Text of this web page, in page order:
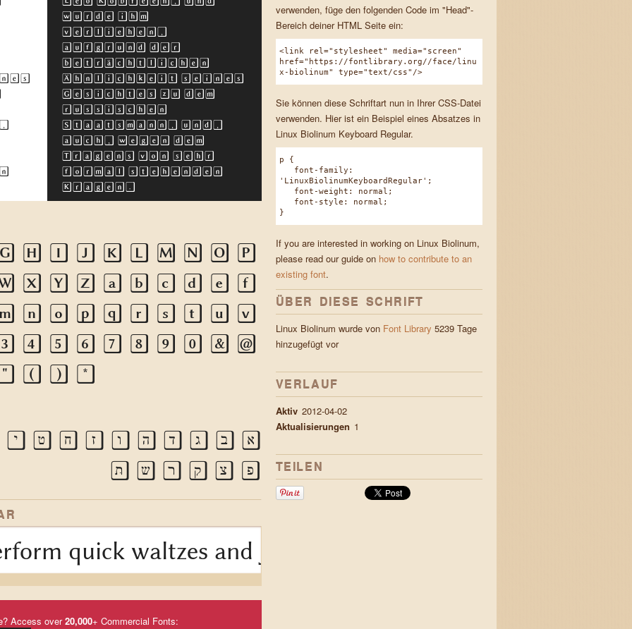
wurde ihm
verliehen,
aufgrund der
beträchtlichen
Ähnlichkeit seines
Gesichtes zu dem
russischen
Staatsmann, und,
auch, wegen dem
Tragens von sehr
formal stehenden
Kragen.
H I J K L M N O P
X Y Z a b c d e f
n o p q r s t u v
4 5 6 7 8 9 0 & @
( ) *
א בּ ג ד ה ו ז ח ט י
פּ צ ק ר ש תּ
quick waltzes and jigs
Access over20,000+ Commercial Fonts:
verwenden, füge den folgenden Code im "Head"-
Bereich deiner HTML Seite ein:
<link rel="stylesheet" media="screen"
href="https://fontlibrary.org//face/linu
x-biolinum" type="text/css"/>
Sie können diese Schriftart nun in Ihrer CSS-Datei
verwenden. Hier ist ein Beispiel eines Absatzes in
Linux Biolinum Keyboard Regular.
p {
font-family:
'LinuxBiolinumKeyboardRegular';
font-weight: normal;
font-style: normal;
}
If you are interested in working on Linux Biolinum,
please read our guide on how to contribute to an
existing font.
ÜBER DIESE SCHRIFT
Linux Biolinum wurde von Font Library 5239 Tage
hinzugefügt vor
VERLAUF
Aktiv 2012-04-02
Aktualisierungen 1
TEILEN